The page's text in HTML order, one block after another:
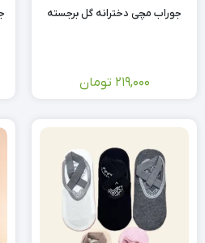
جوراب مچی دخترانه گل برجسته
219,000 تومان